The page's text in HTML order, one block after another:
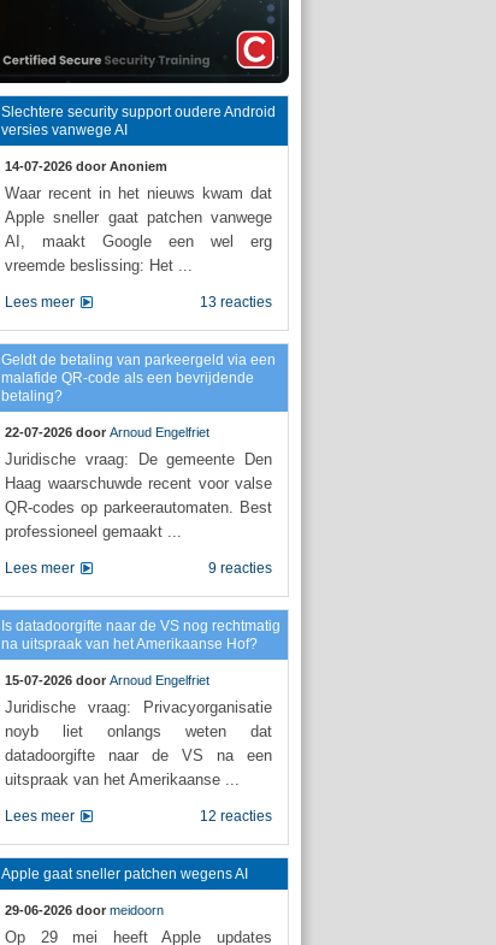
Slechtere security support oudere Android
versies vanwege AI
14-07-2026 door Anoniem
Waar recent in het nieuws kwam dat
Apple sneller gaat patchen vanwege
AI, maakt Google een wel erg
vreemde beslissing: Het ...
13 reacties
Lees meer
Geldt de betaling van parkeergeld via een
malafide QR-code als een bevrijdende
betaling?
22-07-2026 door Arnoud Engelfriet
Juridische vraag: De gemeente Den
Haag waarschuwde recent voor valse
QR-codes op parkeerautomaten. Best
professioneel gemaakt ...
9 reacties
Lees meer
Is datadoorgifte naar de VS nog rechtmatig
na uitspraak van het Amerikaanse Hof?
15-07-2026 door Arnoud Engelfriet
Juridische vraag: Privacyorganisatie
noyb liet onlangs weten dat
datadoorgifte naar de VS na een
uitspraak van het Amerikaanse ...
12 reacties
Lees meer
Apple gaat sneller patchen wegens AI
29-06-2026 door meidoorn
Op 29 mei heeft Apple updates